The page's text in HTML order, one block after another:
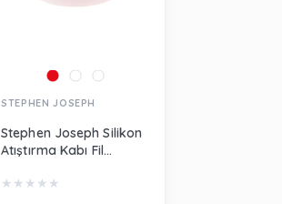
STEPHEN JOSEPH
Stephen Joseph Silikon
Atıştırma Kabı Fil
★ ★ ★ ★ ★